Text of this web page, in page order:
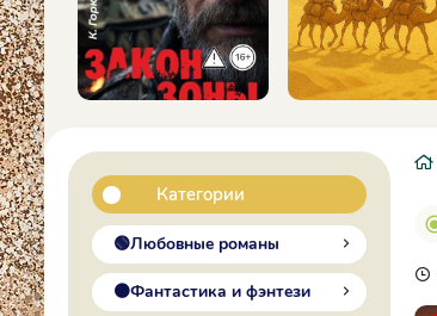
Категории
🟢Любовные романы
🟠Фантастика и фэнтези